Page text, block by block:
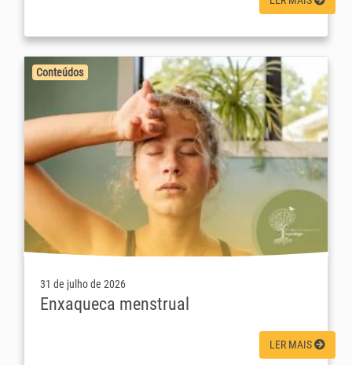
Conteúdos
31 de julho de 2026
Enxaqueca menstrual
LER MAIS